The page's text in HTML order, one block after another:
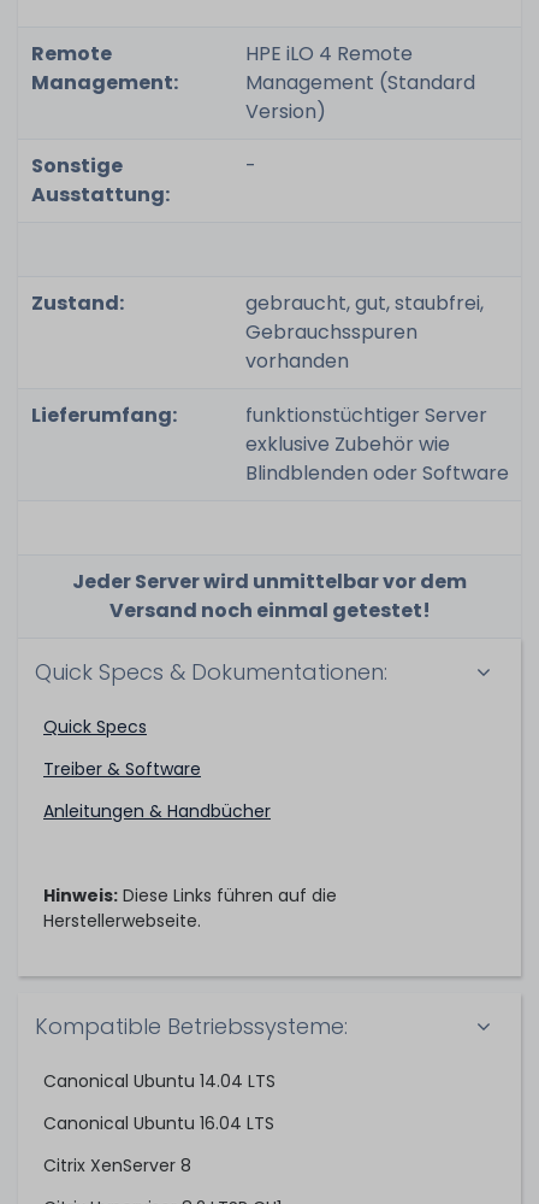
Remote
Management:
HPE iLO 4 Remote
Management (Standard
Version)
Sonstige
Ausstattung:
-
Zustand:
gebraucht, gut, staubfrei,
Gebrauchsspuren
vorhanden
Lieferumfang:
funktionstüchtiger Server
exklusive Zubehör wie
Blindblenden oder Software
Jeder Server wird unmittelbar vor dem
Versand noch einmal getestet!
Quick Specs & Dokumentationen:
Quick Specs
Treiber & Software
Anleitungen & Handbücher
Hinweis: Diese Links führen auf die
Herstellerwebseite.
Kompatible Betriebssysteme:
Canonical Ubuntu 14.04 LTS
Canonical Ubuntu 16.04 LTS
Citrix XenServer 8